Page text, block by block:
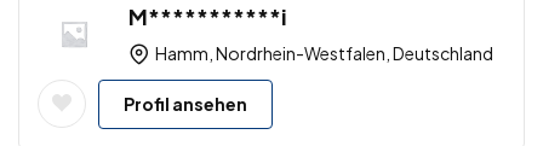
M***********i
Hamm, Nordrhein-Westfalen, Deutschland
Profil ansehen